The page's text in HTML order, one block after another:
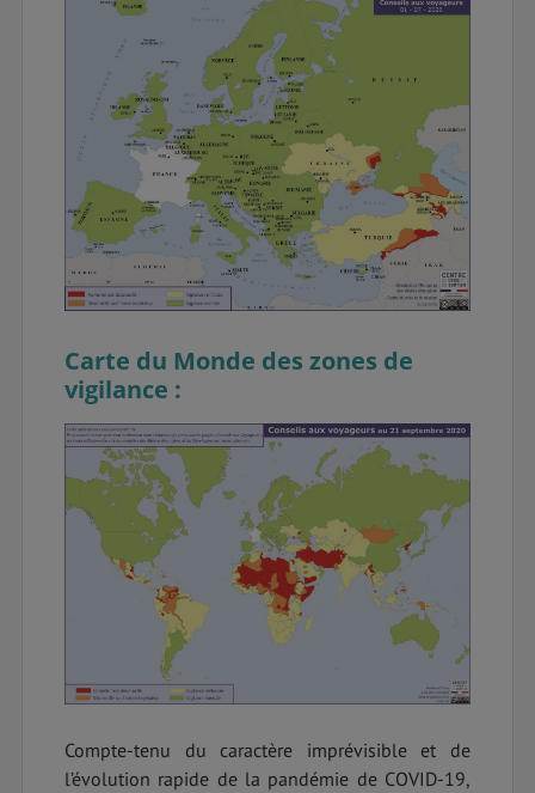
Carte du Monde des zones de
vigilance :
Compte-tenu du caractère imprévisible et de
l’évolution rapide de la pandémie de COVID-19,